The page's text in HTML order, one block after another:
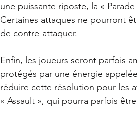
une puissante riposte, la «
Certaines attaques ne pourront
de contre-attaquer.
Enfin, les joueurs seront parfois
protégés par une énergie
réduire cette résolution pour les
« Assault », qui pourra parfois